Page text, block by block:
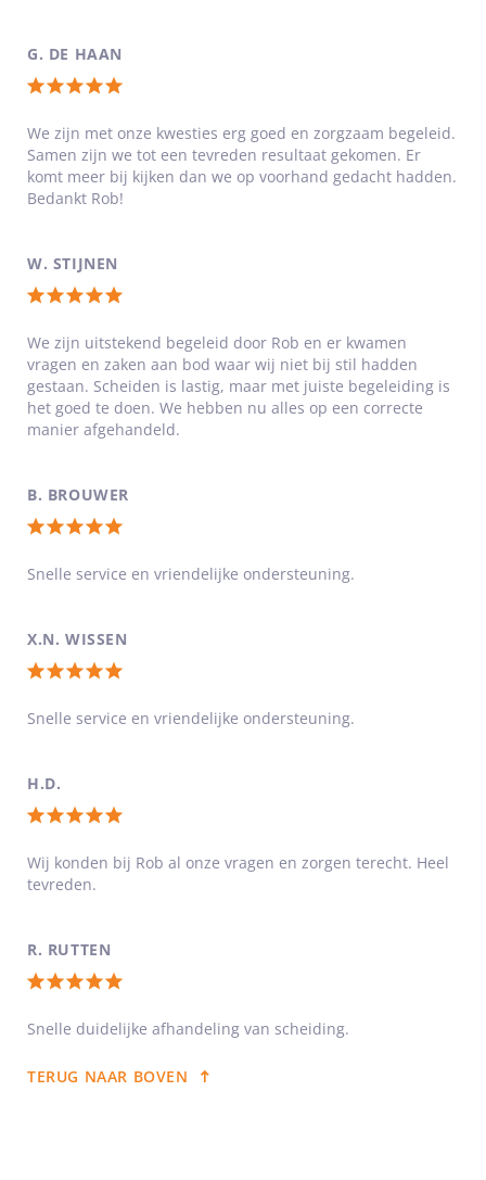
G. DE HAAN
Totale
waardering:
5
van
We zijn met onze kwesties erg goed en zorgzaam begeleid.
Samen zijn we tot een tevreden resultaat gekomen. Er
komt meer bij kijken dan we op voorhand gedacht hadden.
Bedankt Rob!
W. STIJNEN
Totale
waardering:
5
van
5
We zijn uitstekend begeleid door Rob en er kwamen
vragen en zaken aan bod waar wij niet bij stil hadden
gestaan. Scheiden is lastig, maar met juiste begeleiding is
het goed te doen. We hebben nu alles op een correcte
manier afgehandeld.
B. BROUWER
Totale
waardering:
van
5
Snelle service en vriendelijke ondersteuning.
X.N. WISSEN
Totale
waardering:
van
5
Snelle service en vriendelijke ondersteuning.
H.D.
Totale
waardering:
5
5
sterren
Wij konden bij Rob al onze vragen en zorgen terecht. Heel
tevreden.
R. RUTTEN
Totale
waardering:
van
Snelle duidelijke afhandeling van scheiding.
TERUG NAAR BOVEN